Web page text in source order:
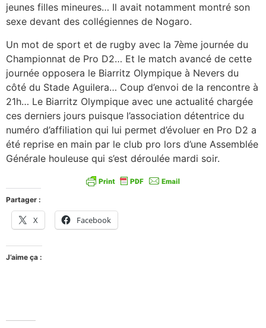
jeunes filles mineures… Il avait notamment montré son
sexe devant des collégiennes de Nogaro.
Un mot de sport et de rugby avec la 7ème journée du
Championnat de Pro D2… Et le match avancé de cette
journée opposera le Biarritz Olympique à Nevers du
côté du Stade Aguilera… Coup d’envoi de la rencontre à
21h… Le Biarritz Olympique avec une actualité chargée
ces derniers jours puisque l’association détentrice du
numéro d’affiliation qui lui permet d’évoluer en Pro D2 a
été reprise en main par le club pro lors d’une Assemblée
Générale houleuse qui s’est déroulée mardi soir.
Partager :
X Facebook
J’aime ça :